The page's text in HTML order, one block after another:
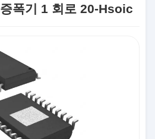
폭기 1 회로 20-Hsoic